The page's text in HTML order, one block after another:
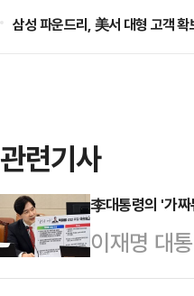
삼성 파운드리, 美서 대형 고객
관련기사
李대통령의 '가
이재명 대
책임을 물